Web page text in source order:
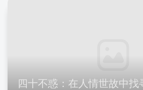
四十不惑：在人情世故中找